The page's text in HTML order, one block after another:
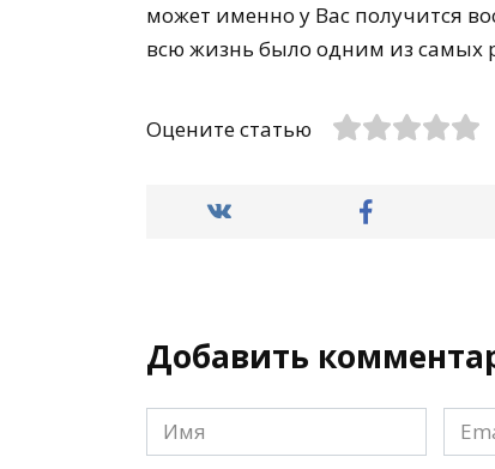
может именно у Вас получится
всю жизнь было одним из самых
Оцените статью
Добавить
Имя
*
*